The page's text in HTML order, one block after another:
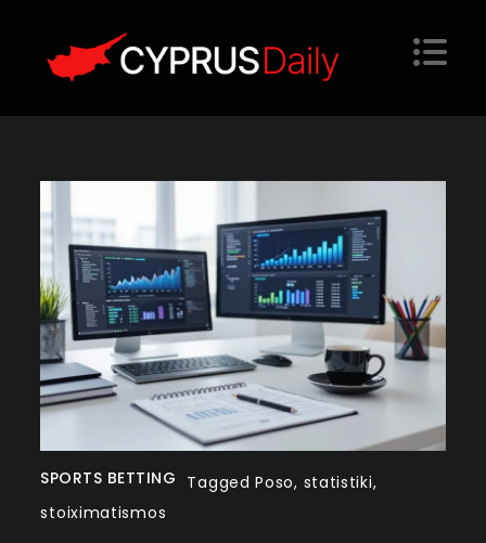
content
Cyprus Daily
SPORTS BETTING TaggedPoso, statistiki,
stoiximatismos